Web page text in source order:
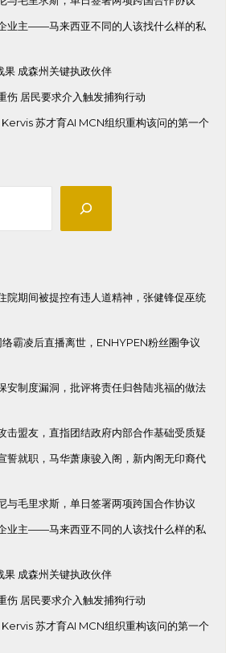
业主——马来西亚不同的人该找什么样的私
果 成森州关键执政伙伴
伤 居民要求介入触发捕狗行动
苏才育AI MCN组织重构该问的第一个
院期间被提控有违人道精神，张健锋促巫统
霸凌后直播离世，ENHYPEN粉丝圈争议
安制度漏洞，批评将责任归咎陆兆福的做法
击盟友，直指团结政府内部合作基础受质疑
誓就职，马华萧康骏入阁，新内阁无印裔代
与毛里求斯，单日签署两项跨国合作协议
业主——马来西亚不同的人该找什么样的私
果 成森州关键执政伙伴
伤 居民要求介入触发捕狗行动
苏才育AI MCN组织重构该问的第一个